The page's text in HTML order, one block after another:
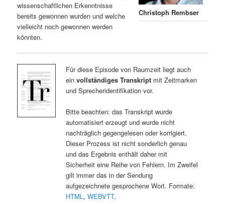
Christoph Rembser
wissenschaftlichen Erkenntnisse
bereits gewonnen wurden und welche
vielleicht noch gewonnen werden
könnten.
Für diese Episode von Raumzeit liegt auch
ein vollständiges Transkriptmit Zeitmarken
und Sprecheridentifikation vor.
Bitte beachten: das Transkript wurde
automatisiert erzeugt und wurde nicht
nachträglich gegengelesen oder korrigiert.
Dieser Prozess ist nicht sonderlich genau
und das Ergebnis enthält daher mit
Sicherheit eine Reihe von Fehlern. Im Zweifel
gilt immer das in der Sendung
aufgezeichnete gesprochene Wort. Formate:
HTML, WEBVTT.